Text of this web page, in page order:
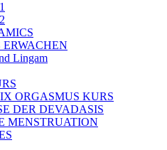
Lingam
ORGASMUS KURS
DER DEVADASIS
MENSTRUATION